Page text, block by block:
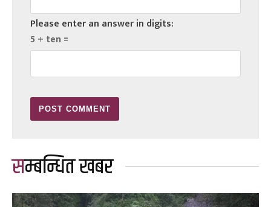
Please enter an answer in digits:
5 + ten =
सम्बन्धित खबर